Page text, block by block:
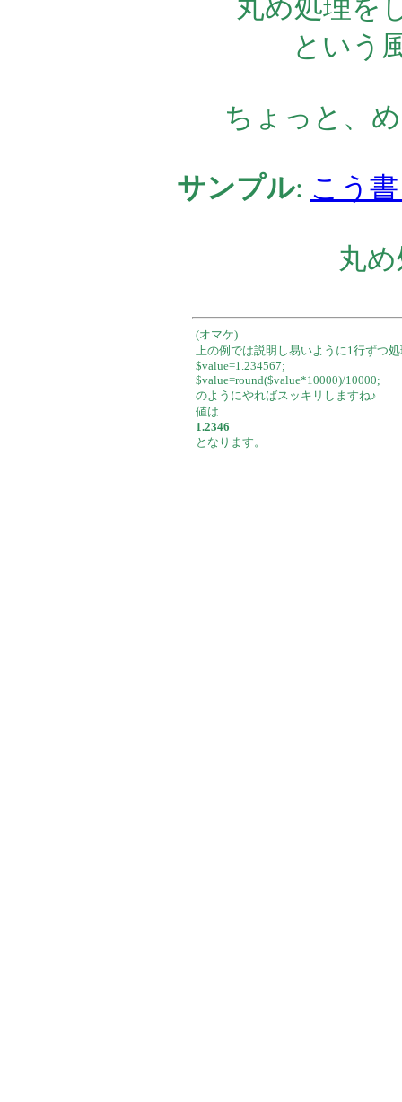
丸め処理を
という
ちょっと、
サンプル: こう
丸
(オマケ)
上の例では説明し易いように1行ずつ
$value=1.234567;
$value=round($value*10000)/10000;
のようにやればスッキリしますね♪
値は
1.2346
となります。